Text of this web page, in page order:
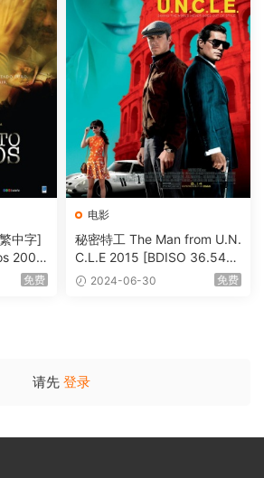
中字]
2009
HD
免费
电影
秘密特工 The Man from U.N.
C.L.E 2015 [BDISO 36.54G
B] 2024-06-30 免费
请先 登录